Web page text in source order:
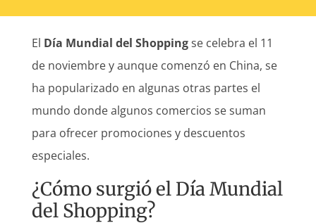
El Día Mundial del Shoppingse celebra el 11
de noviembre y aunque comenzó en China, se
ha popularizado en algunas otras partes el
mundo donde algunos comercios se suman
para ofrecer promociones y descuentos
especiales.
¿Cómo surgió el Día Mundial
del Shopping?